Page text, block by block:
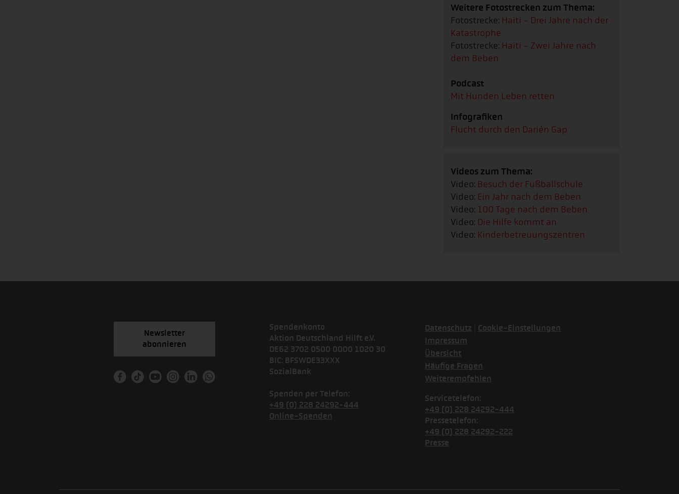
Weitere Fotostrecken zum Thema:
Fotostrecke: Haiti - Drei Jahre nach der
Katastrophe
Fotostrecke: Haiti - Zwei Jahre nach
dem Beben
Podcast
Mit Hunden Leben retten
Infografiken
Flucht durch den Darién Gap
Videos zum Thema:
Video: Besuch der Fußballschule
Video: Ein Jahr nach dem Beben
Video: 100 Tage nach dem Beben
Video: Die Hilfe kommt an
Video: Kinderbetreuungszentren
Newsletter
abonnieren
Spendenkonto
Aktion Deutschland Hilft e.V.
DE62 3702 0500 0000 1020 30
BIC: BFSWDE33XXX
SozialBank
Spenden per Telefon:
+49 (0) 228 24292-444
Online-Spenden
Datenschutz
Cookie-Einstellungen
Impressum
Übersicht
Häufige Fragen
Weiterempfehlen
Servicetelefon:
+49 (0) 228 24292-444
Pressetelefon:
+49 (0) 228 24292-222
Presse